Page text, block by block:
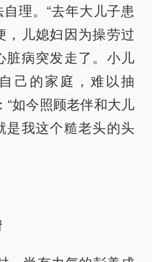
理。“去年大儿子患
，儿媳妇因为操劳过
脏病突发走了。小儿
己的家庭，难以抽
“如今照顾老伴和大儿
是我这个糙老头的头